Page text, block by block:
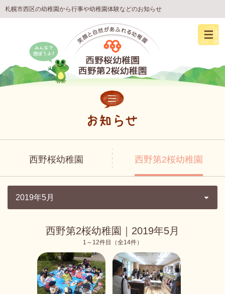
札幌市西区の幼稚園から行事や幼稚園体験などのお知らせ
西野桜幼稚園 西野第2桜幼稚園
2019年5月
西野第2桜幼稚園｜2019年5月
1～12件目（全14件）